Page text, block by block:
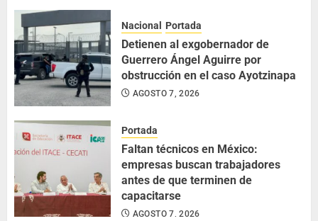
Nacional Portada
Detienen al exgobernador de
Guerrero Ángel Aguirre por
obstrucción en el caso Ayotzinapa
AGOSTO 7, 2026
Portada
Faltan técnicos en México:
empresas buscan trabajadores
antes de que terminen de
capacitarse
AGOSTO 7, 2026